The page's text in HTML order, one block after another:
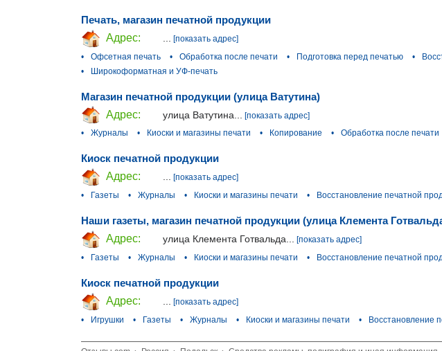
Печать, магазин печатной продукции
Адрес:
[показать адрес]
•
Офсетная печать • Обработка после печати • Подготовка перед печатью •
•
Широкоформатная и УФ-печать
Магазин печатной продукции (улица Ватутина)
Адрес:
улица Ватутина...
[показать адрес]
•
Журналы • Киоски и магазины печати • Копирование • Обработка после печати
Киоск печатной продукции
Адрес:
... [показать адрес]
•
Газеты • Журналы • Киоски и магазины печати • Восстановление печатной
Наши газеты, магазин печатной продукции (улица Клемента
Адрес:
улица Клемента Готвальда...
[показать адрес]
•
Газеты • Журналы • Киоски и магазины печати • Восстановление печатной
Киоск печатной продукции
Адрес:
[показать адрес]
•
Игрушки • Газеты • Журналы • Киоски и магазины печати • Восстановление